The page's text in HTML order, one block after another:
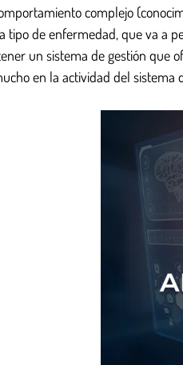
complejo
tipo de enfermedad, que va a
un sistema de gestión que
en la actividad del sistema